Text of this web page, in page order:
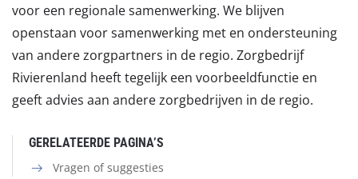
voor een regionale samenwerking. We blijven
openstaan voor samenwerking met en ondersteuning
van andere zorgpartners in de regio. Zorgbedrijf
Rivierenland heeft tegelijk een voorbeeldfunctie en
geeft advies aan andere zorgbedrijven in de regio.
GERELATEERDE PAGINA’S
Vragen of suggesties